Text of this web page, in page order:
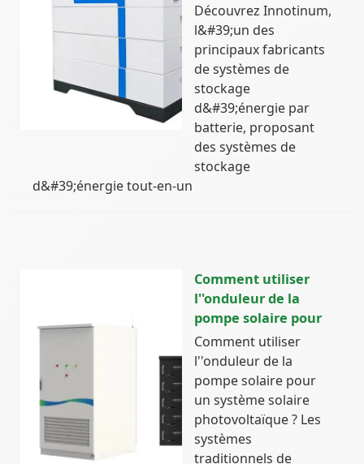
Découvrez Innotinum,
l&#39;un des
principaux fabricants
de systèmes de
stockage
d&#39;énergie par
batterie, proposant
des systèmes de
stockage
d&#39;énergie tout-en-un
Comment utiliser
l''onduleur de la
pompe solaire pour
Comment utiliser
l''onduleur de la
pompe solaire pour
un système solaire
photovoltaïque ? Les
systèmes
traditionnels de